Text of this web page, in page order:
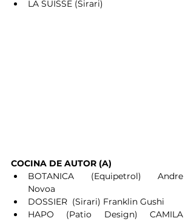
LA SUISSE (Sirari)
COCINA DE AUTOR (A)
BOTANICA (Equipetrol) Andre
Novoa
DOSSIER  (Sirari) Franklin Gushi
HAPO (Patio Design) CAMILA